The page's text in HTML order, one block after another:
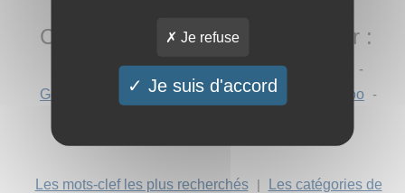
Chercher " Arme de defense " sur :
Ask - Bing - DuckDuckGo
-
Google
Mojeek - Qwant - StartPage Yahoo -
Les mots-clef les plus recherchés |
Les catégories de
Je refuse
Je suis d'accord